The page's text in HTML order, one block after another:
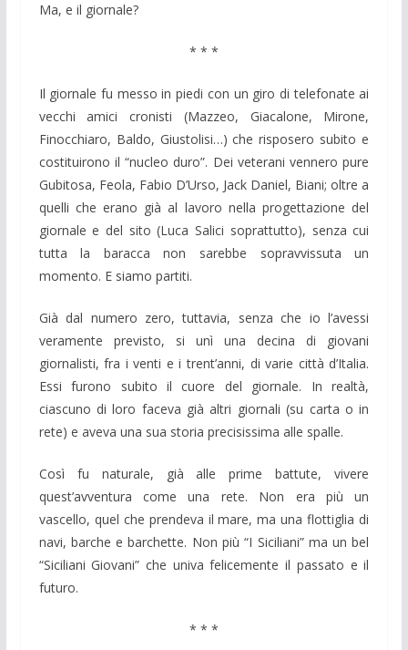
Ma, e il giornale?
* * *
Il giornale fu messo in piedi con un giro di telefonate ai
vecchi amici cronisti (Mazzeo, Giacalone, Mirone,
Finocchiaro, Baldo, Giustolisi…) che risposero subito e
costituirono il “nucleo duro”. Dei veterani vennero pure
Gubitosa, Feola, Fabio D’Urso, Jack Daniel, Biani; oltre a
quelli che erano già al lavoro nella progettazione del
giornale e del sito (Luca Salici soprattutto), senza cui
tutta la baracca non sarebbe sopravvissuta un
momento. E siamo partiti.
Già dal numero zero, tuttavia, senza che io l’avessi
veramente previsto, si unì una decina di giovani
giornalisti, fra i venti e i trent’anni, di varie città d’Italia.
Essi furono subito il cuore del giornale. In realtà,
ciascuno di loro faceva già altri giornali (su carta o in
rete) e aveva una sua storia precisissima alle spalle.
Così fu naturale, già alle prime battute, vivere
quest’avventura come una rete. Non era più un
vascello, quel che prendeva il mare, ma una flottiglia di
navi, barche e barchette. Non più “I Siciliani” ma un bel
“Siciliani Giovani” che univa felicemente il passato e il
futuro.
* * *